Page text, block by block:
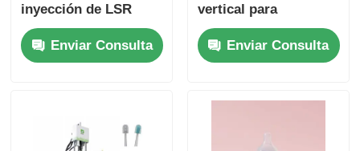
inyección de LSR
horizontales para
hornearEnviar Consulta
vertical para
raspadoras de
silicona resistentes al
calor con alta
de precisión
Enviar Consulta